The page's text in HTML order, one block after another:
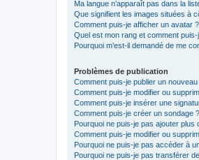
Ma langue n’apparaît pas dans la
Que signifient les images situées à
Comment puis-je afficher un avatar ?
Quel est mon rang et comment puis-
Pourquoi m’est-il demandé de me
Problèmes de publication
Comment puis-je publier un
Comment puis-je modifier ou
Comment puis-je insérer une
Comment puis-je créer un sondage ?
Pourquoi ne puis-je pas ajouter plus
Comment puis-je modifier ou
Pourquoi ne puis-je pas accéder à
Pourquoi ne puis-je pas transférer